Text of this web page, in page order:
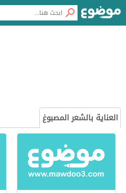
العناية بالشعر المصبوغ